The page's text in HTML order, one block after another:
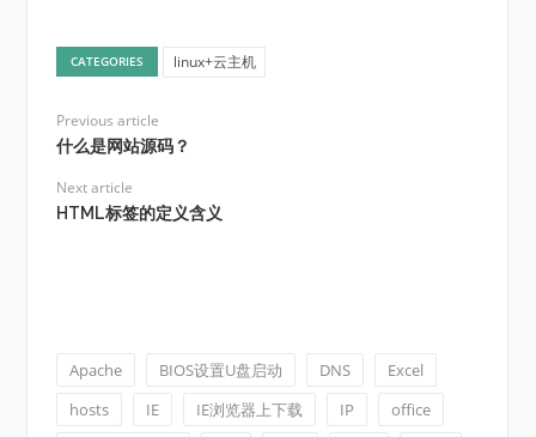
CATEGORIES linux+云主机
Previous article
什么是网站源码？
Next article
HTML标签的定义含义
Apache BIOS设置U盘启动 DNS
Excel
hosts
IE IE浏览器上下载 IP
office